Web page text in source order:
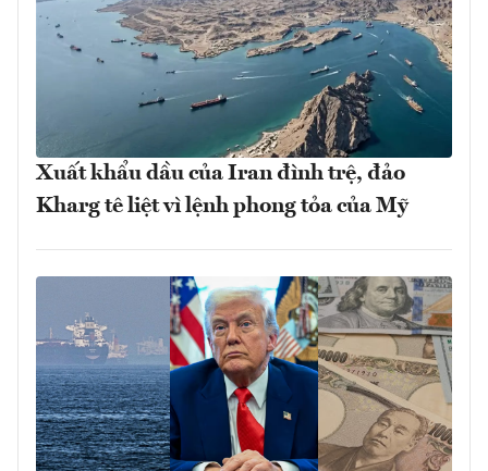
Xuất khẩu dầu của Iran đình trệ, đảo
Kharg tê liệt vì lệnh phong tỏa của Mỹ